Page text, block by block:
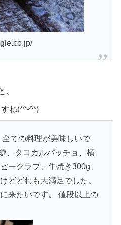
、
ね(*^-^*)
ての料理が美味しいで
、タコカルパッチョ、横
ークラブ、牛焼き300g、
どどれも大満足でした。
来たいです。 値段以上の